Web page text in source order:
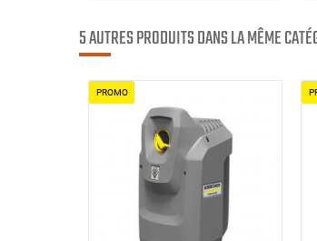
5 AUTRES PRODUITS DANS LA MÊME
PROMO